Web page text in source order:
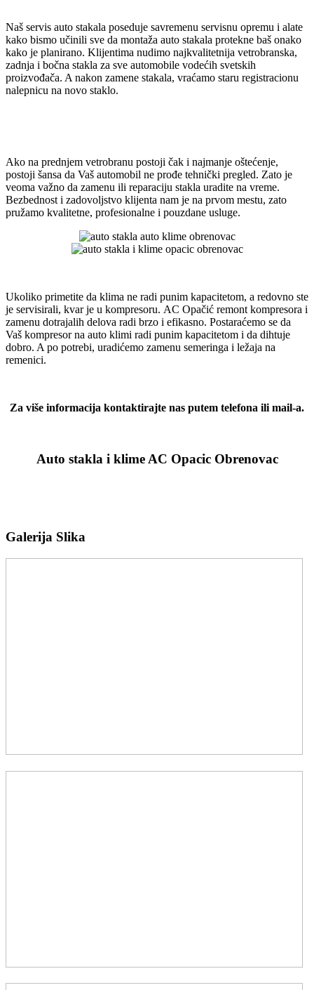
Naš servis auto stakala poseduje savremenu servisnu opremu i alate
kako bismo učinili sve da montaža auto stakala protekne baš onako
kako je planirano. Klijentima nudimo najkvalitetnija vetrobranska,
zadnja i bočna stakla za sve automobile vodećih svetskih
proizvođača. A nakon zamene stakala, vraćamo staru registracionu
nalepnicu na novo staklo.
Ako na prednjem vetrobranu postoji čak i najmanje oštećenje,
postoji šansa da Vaš automobil ne prođe tehnički pregled. Zato je
veoma važno da zamenu ili reparaciju stakla uradite na vreme.
Bezbednost i zadovoljstvo klijenta nam je na prvom mestu, zato
pružamo kvalitetne, profesionalne i pouzdane usluge.
Ukoliko primetite da klima ne radi punim kapacitetom, a redovno ste
je servisirali, kvar je u kompresoru. AC Opačić remont kompresora i
zamenu dotrajalih delova radi brzo i efikasno. Postaraćemo se da
Vaš kompresor na auto klimi radi punim kapacitetom i da dihtuje
dobro. A po potrebi, uradićemo zamenu semeringa i ležaja na
remenici.
Za više informacija kontaktirajte nas putem telefona ili mail-a.
Auto stakla i klime AC Opacic Obrenovac
Galerija Slika